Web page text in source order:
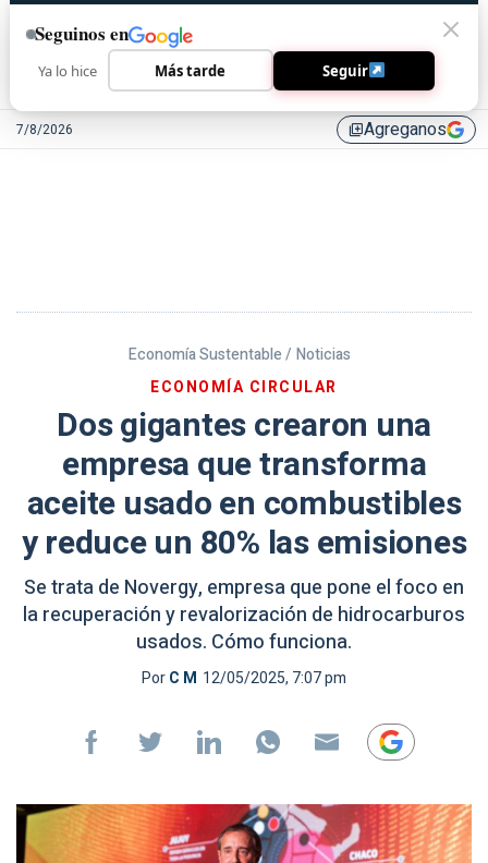
7/8/2026 library_addAgreganos
Economía Sustentable / Noticias
ECONOMÍA CIRCULAR
Dos gigantes crearon una
empresa que transforma
aceite usado en combustibles
y reduce un 80% las emisiones
Se trata de Novergy, empresa que pone el foco en
la recuperación y revalorización de hidrocarburos
usados. Cómo funciona.
PorC M 12/05/2025, 7:07 pm
Seguinos en
Ya lo hice Más tarde Seguir